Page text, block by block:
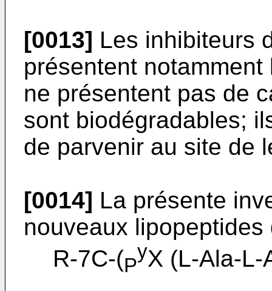
[0013] Les inhibiteurs
présentent
ne présentent pas de
sont biodégradables;
de parvenir au site de
[0014] La présente
nouveaux
R-7C-(P
yX (L-Ala-L-